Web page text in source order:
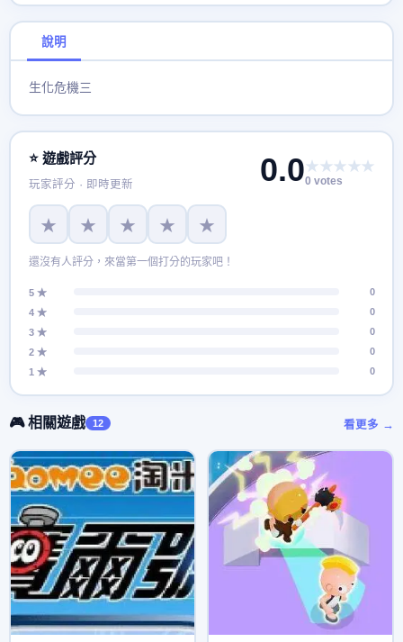
說明
生化危機三
⭐ 遊戲評分
玩家評分 · 即時更新 0.0★★★★★
0 votes
★ ★ ★ ★ ★
還沒有人評分，來當第一個打分的玩家吧！
5 ★
0
4 ★
0
3 ★
0
2 ★
0
1 ★
0
🎮 相關遊戲 12 看更多 →